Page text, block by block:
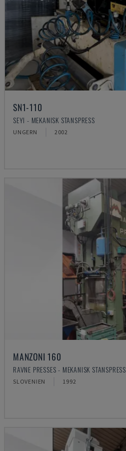
SN1-110
SEYI - MEKANISK STANSPRESS
UNGERN 2002
MANZONI 160
RAVNE PRESSES - MEKANISK STANSPRESS
SLOVENIEN 1992